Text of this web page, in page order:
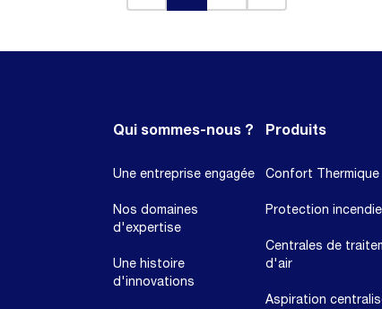
Qui sommes-nous ?
Une entreprise engagée
Nos domaines
d'expertise
Une histoire
d'innovations
Produits
Confort Thermique
Protection incendie
Centrales de
d'air
Aspiration